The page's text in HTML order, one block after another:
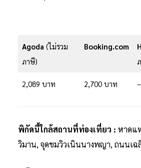
Agoda (ไม่รวม
ภาษี)
Booking.com
2,089 บาท 2,700 บาท –
พิกัดนี้ใกล้สถานที่ท่องเที่ยว : หาดแ
วิมาน, จุดชมวิวเนินนางพญา, ถนนเ